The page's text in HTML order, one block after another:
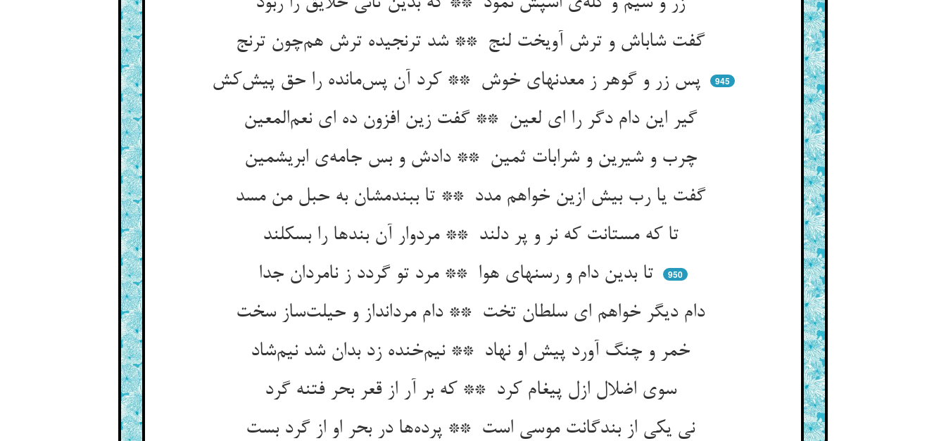
گفت شاباش و ترش آویخت لنج ** شد ترنجیده ترش هم‌چون ترنج
پس زر و گوهر ز معدنهای خوش ** کرد آن پس‌مانده را حق پیش‌کش
945
گیر این دام دگر را ای لعین ** گفت زین افزون ده ای نعم‌المعین
چرب و شیرین و شرابات ثمین ** دادش و بس جامه‌ی ابریشمین
گفت یا رب بیش ازین خواهم مدد ** تا ببندمشان به حبل من مسد
تا که مستانت که نر و پر دلند ** مردوار آن بندها را بسکلند
950
دام دیگر خواهم ای سلطان تخت ** دام مردانداز و حیلت‌ساز سخت
سوی اضلال ازل پیغام کرد ** که بر آر از قعر بحر فتنه گرد
نی یکی از بندگانت موسی است ** پرده‌ها در بحر او از گرد بست